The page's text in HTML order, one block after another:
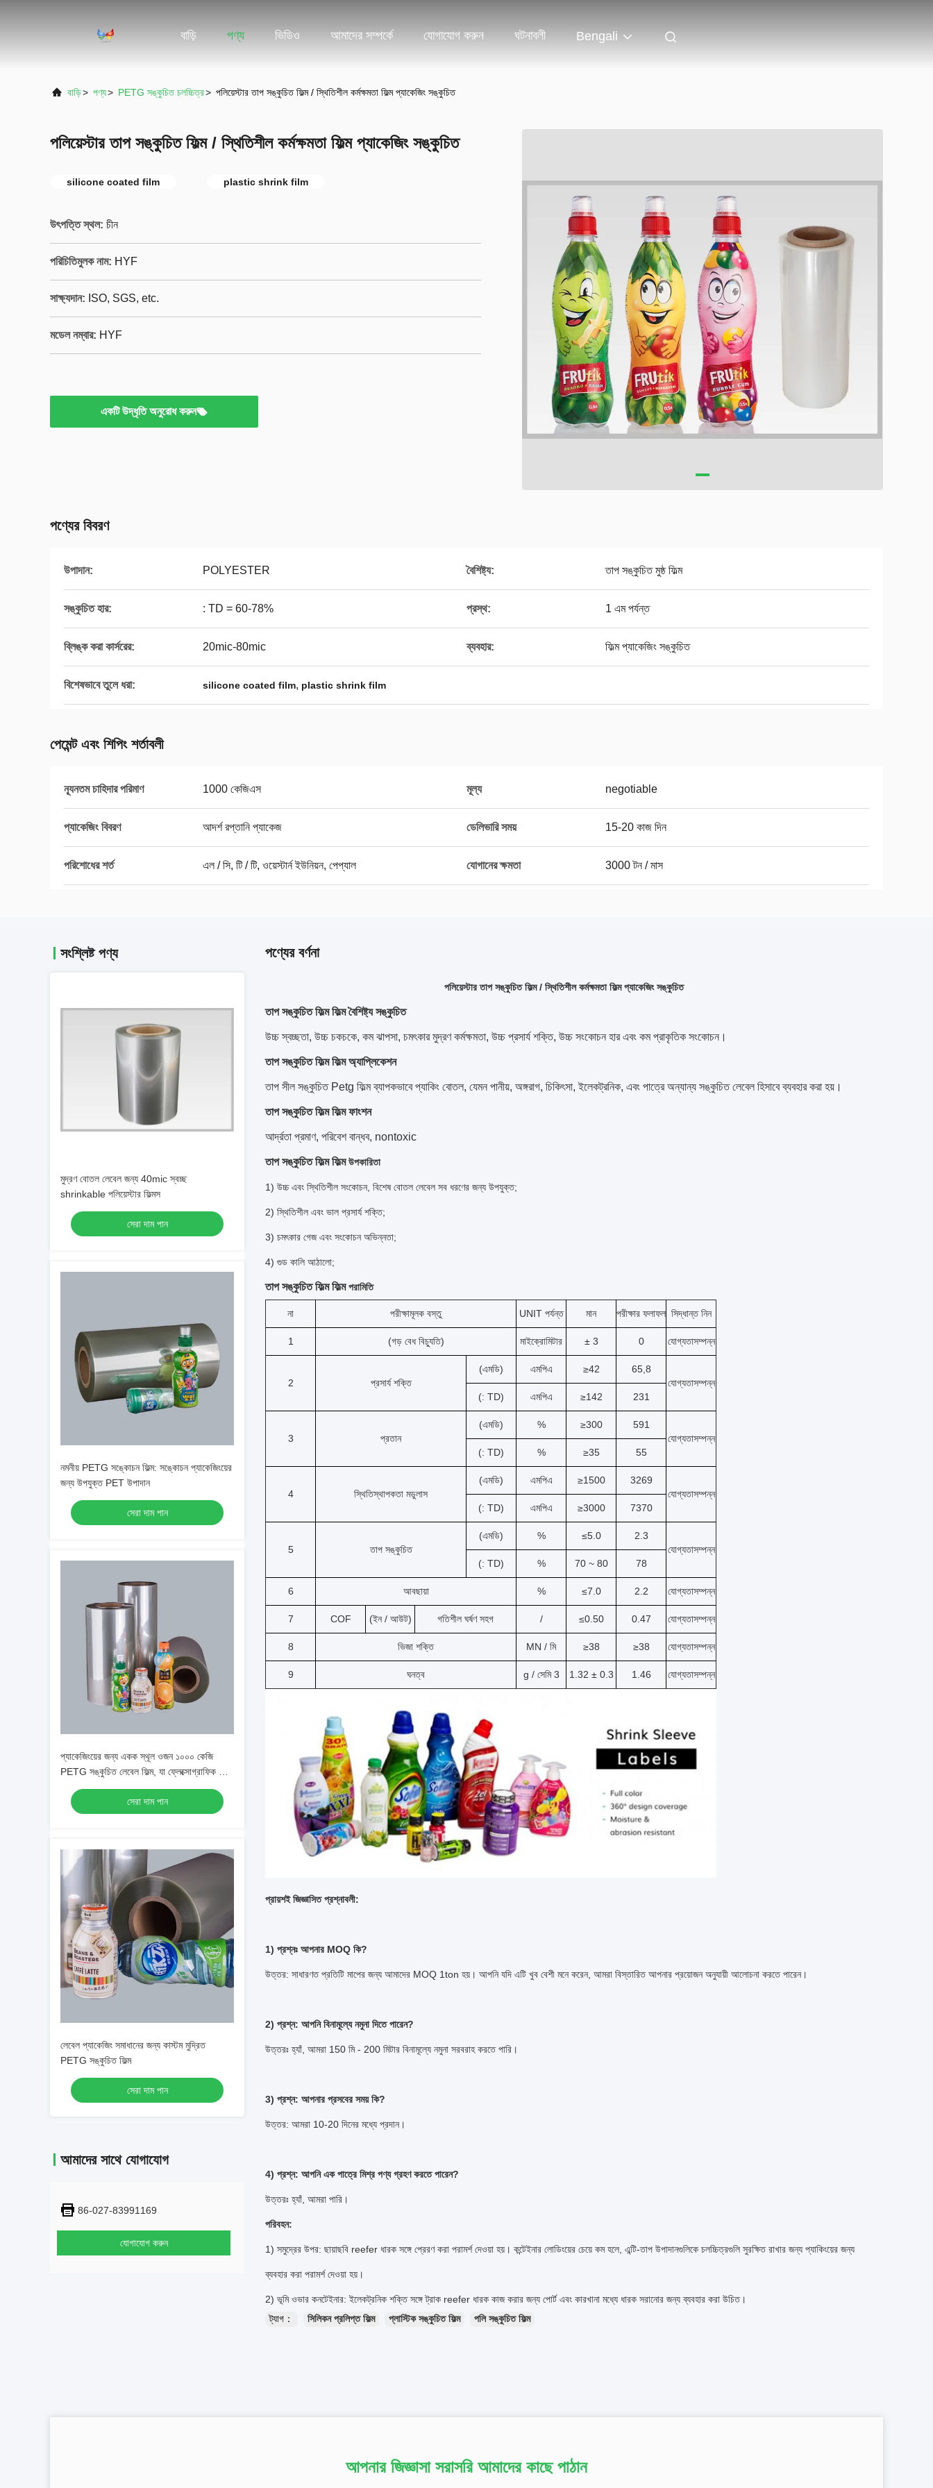
বাড়ি পণ্য ভিডিও আমাদের সম্পর্কে যোগাযোগ করুন ঘটনাবলী Bengali
বাড়ি> পণ্য> PETG সঙ্কুচিত চলচ্চিত্র> পলিয়েস্টার তাপ সঙ্কুচিত ফিল্ম / স্থিতিশীল কর্মক্ষমতা ফিল্ম প্যাকেজিং সঙ্কুচিত
পলিয়েস্টার তাপ সঙ্কুচিত ফিল্ম / স্থিতিশীল কর্মক্ষমতা ফিল্ম প্যাকেজিং সঙ্কুচিত
silicone coated film plastic shrink film
উৎপত্তি স্থল: চীন
পরিচিতিমুলক নাম: HYF
সাক্ষ্যদান: ISO, SGS, etc.
মডেল নম্বার: HYF
একটি উদ্ধৃতি অনুরোধ করুন
পণ্যের বিবরণ
উপাদান: POLYESTER বৈশিষ্ট্য: তাপ সঙ্কুচিত মুষ্ঠ ফিল্ম
সঙ্কুচিত হার: : TD = 60-78% প্রস্থ: 1 এম পর্যন্ত
ব্লিঙ্ক করা কার্সরের: 20mic-80mic ব্যবহার: ফিল্ম প্যাকেজিং সঙ্কুচিত
বিশেষভাবে তুলে ধরা: silicone coated film, plastic shrink film
পেমেন্ট এবং শিপিং শর্তাবলী
ন্যূনতম চাহিদার পরিমাণ 1000 কেজিএস মূল্য negotiable
প্যাকেজিং বিবরণ আদর্শ রপ্তানি প্যাকেজ ডেলিভারি সময় 15-20 কাজ দিন
পরিশোধের শর্ত এল / সি, টি / টি, ওয়েস্টার্ন ইউনিয়ন, পেপ্যাল যোগানের ক্ষমতা 3000 টন / মাস
সংশ্লিষ্ট পণ্য
মুদ্রণ বোতল লেবেল জন্য 40mic স্বচ্ছ
shrinkable পলিয়েস্টার ফিল্মস
সেরা দাম পান
নমনীয় PETG সঙ্কোচন ফিল্ম: সঙ্কোচন প্যাকেজিংয়ের
জন্য উপযুক্ত PET উপাদান
সেরা দাম পান
প্যাকেজিংয়ের জন্য একক স্থূল ওজন ১০০০ কেজি
PETG সঙ্কুচিত লেবেল ফিল্ম, যা ফ্লেক্সোগ্রাফিক বা
গ্র্যাভিউর প্রিন্টিংয়ের মাধ্যমে মুদ্রণযোগ্য, স্বচ্ছ
সেরা দাম পান
লেবেল প্যাকেজিং সমাধানের জন্য কাস্টম মুদ্রিত
PETG সঙ্কুচিত ফিল্ম
সেরা দাম পান
আমাদের সাথে যোগাযোগ
86-027-83991169
যোগাযোগ করুন
পণ্যের বর্ণনা
পলিয়েস্টার তাপ সঙ্কুচিত ফিল্ম / স্থিতিশীল কর্মক্ষমতা ফিল্ম প্যাকেজিং সঙ্কুচিত
তাপ সঙ্কুচিত ফিল্ম ফিল্ম বৈশিষ্ট্য সঙ্কুচিত
উচ্চ স্বচ্ছতা, উচ্চ চকচকে, কম ঝাপসা, চমৎকার মুদ্রণ কর্মক্ষমতা, উচ্চ প্রসার্য শক্তি, উচ্চ সংকোচন হার এবং কম প্রাকৃতিক সংকোচন।
তাপ সঙ্কুচিত ফিল্ম ফিল্ম অ্যাপ্লিকেশন
তাপ সীল সঙ্কুচিত Petg ফিল্ম ব্যাপকভাবে প্যাকিং বোতল, যেমন পানীয়, অঙ্গরাগ, চিকিৎসা, ইলেকট্রনিক, এবং পাত্রে অন্যান্য সঙ্কুচিত লেবেল হিসাবে ব্যবহার করা হয়।
তাপ সঙ্কুচিত ফিল্ম ফিল্ম ফাংশন
আর্দ্রতা প্রমাণ, পরিবেশ বান্ধব, nontoxic
তাপ সঙ্কুচিত ফিল্ম ফিল্ম উপকারিতা
1) উচ্চ এবং স্থিতিশীল সংকোচন, বিশেষ বোতল লেবেল সব ধরণের জন্য উপযুক্ত;
2) স্থিতিশীল এবং ভাল প্রসার্য শক্তি;
3) চমৎকার গেজ এবং সংকোচন অভিন্নতা;
4) গুড কালি আঠালো;
তাপ সঙ্কুচিত ফিল্ম ফিল্ম পরামিতি
না পরীক্ষামূলক বস্তু UNIT পর্যন্ত মান পরীক্ষার ফলাফল সিদ্ধান্ত নিন
1 (গড় বেধ বিচ্যুতি) মাইক্রোমিটার ± 3 0 যোগ্যতাসম্পন্ন
2 প্রসার্য শক্তি
(এমডি) এমপিএ ≥42
65,8
যোগ্যতাসম্পন্ন
(: TD)
এমপিএ ≥142 231
3 প্রতান
(এমডি) % ≥300
591
যোগ্যতাসম্পন্ন
(: TD)
% ≥35 55
4 স্থিতিস্থাপকতা মডুলাস
(এমডি) এমপিএ ≥1500
3269
যোগ্যতাসম্পন্ন
(: TD)
এমপিএ ≥3000 7370
5 তাপ সঙ্কুচিত
(এমডি) % ≤5.0
2.3
যোগ্যতাসম্পন্ন
(: TD)
% 70 ~ 80 78
6 আবছায়া % ≤7.0 2.2 যোগ্যতাসম্পন্ন
7 COF (ইন / আউট) গতিশীল ঘর্ষণ সহগ / ≤0.50 0.47 যোগ্যতাসম্পন্ন
8 ভিজা শক্তি MN / মি ≥38 ≥38 যোগ্যতাসম্পন্ন
9 ঘনত্ব g / সেমি 3 1.32 ± 0.3 1.46 যোগ্যতাসম্পন্ন
প্রায়শই জিজ্ঞাসিত প্রশ্নাবলী:
1) প্রশ্নঃ আপনার MOQ কি?
উত্তর: সাধারণত প্রতিটি মাপের জন্য আমাদের MOQ 1ton হয়। আপনি যদি এটি খুব বেশী মনে করেন, আমরা বিস্তারিত আপনার প্রয়োজন অনুযায়ী আলোচনা করতে পারেন।
2) প্রশ্ন: আপনি বিনামূল্যে নমুনা দিতে পারেন?
উত্তরঃ হ্যাঁ, আমরা 150 মি - 200 মিটার বিনামূল্যে নমুনা সরবরাহ করতে পারি।
3) প্রশ্ন: আপনার প্রসবের সময় কি?
উত্তর: আমরা 10-20 দিনের মধ্যে প্রদান।
4) প্রশ্ন: আপনি এক পাত্রে মিশ্র পণ্য গ্রহণ করতে পারেন?
উত্তরঃ হ্যাঁ, আমরা পারি।
পরিবহন:
1) সমুদ্রের উপর: ছায়াছবি reefer ধারক সঙ্গে প্রেরণ করা পরামর্শ দেওয়া হয়। কন্টেইনার লোডিংয়ের চেয়ে কম হলে, এন্টি-তাপ উপাদানগুলিকে চলচ্চিত্রগুলি সুরক্ষিত রাখার জন্য প্যাকিংয়ের জন্য
ব্যবহার করা পরামর্শ দেওয়া হয়।
2) ভূমি ওভার কনটেইনার: ইলেকট্রনিক শক্তি সঙ্গে ট্রাক reefer ধারক কাজ করার জন্য পোর্ট এবং কারখানা মধ্যে ধারক সরানোর জন্য ব্যবহার করা উচিত।
ট্যাগ：
সিলিকন প্রলিপ্ত ফিল্ম প্লাস্টিক সঙ্কুচিত ফিল্ম পলি সঙ্কুচিত ফিল্ম
আপনার জিজ্ঞাসা সরাসরি আমাদের কাছে পাঠান